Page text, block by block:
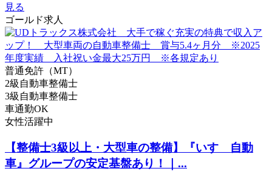
見る
ゴールド求人
普通免許（MT）
2級自動車整備士
3級自動車整備士
車通勤OK
女性活躍中
【整備士3級以上・大型車の整備】『いすゞ自動
車』グループの安定基盤あり！｜...